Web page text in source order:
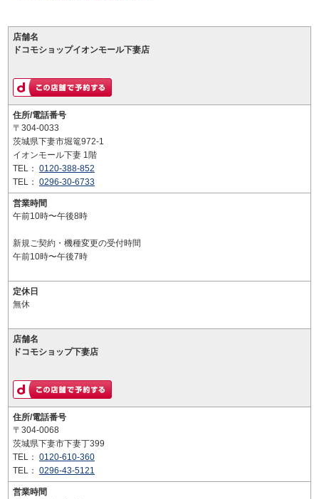
店舗名
ドコモショップイオンモール下妻店
住所/電話番号
〒304-0033
茨城県下妻市堀篭972-1
イオンモール下妻 1階
TEL： 0120-388-852
TEL： 0296-30-6733
営業時間
午前10時〜午後8時
新規ご契約・機種変更の受付時間
午前10時〜午後7時
定休日
無休
店舗名
ドコモショップ下妻店
住所/電話番号
〒304-0068
茨城県下妻市下妻丁399
TEL： 0120-610-360
TEL： 0296-43-5121
営業時間